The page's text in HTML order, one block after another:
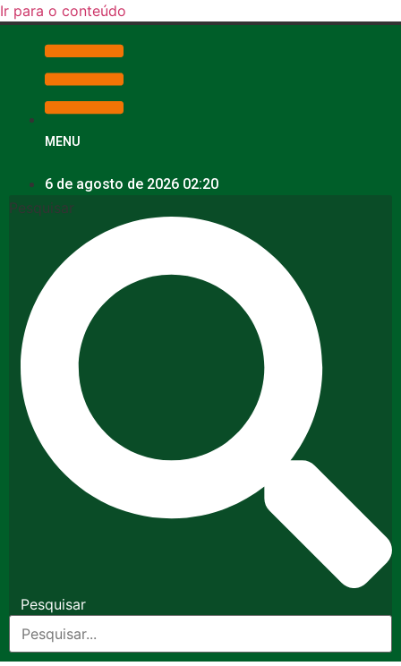
Ir para o conteúdo
MENU
6 de agosto de 2026 02:20
Pesquisar
Pesquisar